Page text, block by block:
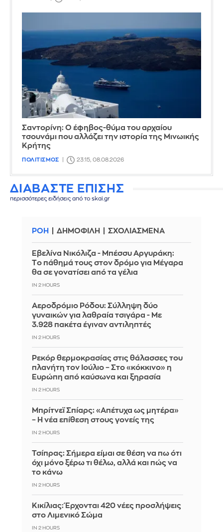
Σαντορίνη: Ο έφηβος-θύμα του αρχαίου
τσουνάμι που αλλάζει την ιστορία της Μινωικής
Κρήτης
ΠΟΛΙΤΙΣΜΟΣ 23:15, 08.08.2026
ΔΙΑΒΑΣΤΕ ΕΠΙΣΗΣ
περισσότερες ειδήσεις από το skai.gr
ΡΟΗ ΔΗΜΟΦΙΛΗ ΣΧΟΛΙΑΣΜΕΝΑ
Εβελίνα Νικόλιζα - Μπέσσυ Αργυράκη:
Tο πάθημά τους στον δρόμο για Μέγαρα
θα σε γονατίσει από τα γέλια
IN 2 HOURS
Αεροδρόμιο Ρόδου: Σύλληψη δύο
γυναικών για λαθραία τσιγάρα - Με
3.928 πακέτα έγιναν αντιληπτές
IN 2 HOURS
Ρεκόρ θερμοκρασίας στις θάλασσες του
πλανήτη τον Ιούλιο – Στο «κόκκινο» η
Ευρώπη από καύσωνα και ξηρασία
IN 2 HOURS
Μπρίτνεϊ Σπίαρς: «Απέτυχα ως μητέρα»
– Η νέα επίθεση στους γονείς της
IN 2 HOURS
Τσίπρας: Σήμερα είμαι σε θέση να πω ότι
όχι μόνο ξέρω τι θέλω, αλλά και πώς να
το κάνω
IN 2 HOURS
Κικίλιας: Έρχονται 420 νέες προσλήψεις
στο Λιμενικό Σώμα
IN 2 HOURS